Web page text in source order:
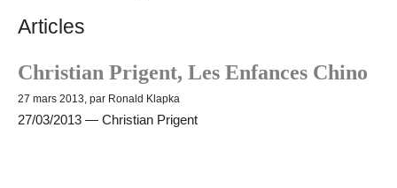
Articles
Christian Prigent, Les Enfances Chino
27 mars 2013, par Ronald Klapka
27/03/2013 — Christian Prigent